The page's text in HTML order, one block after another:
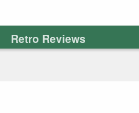
Retro Reviews